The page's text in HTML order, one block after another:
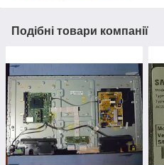
Подібні товари компанії